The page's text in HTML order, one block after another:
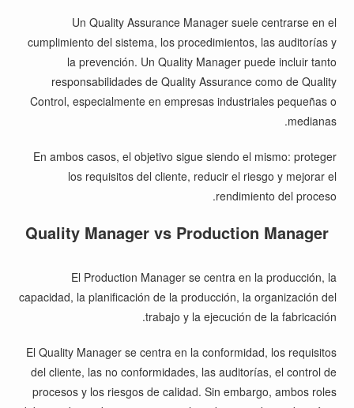
Un Quality Assurance Manager suele centrarse en el
cumplimiento del sistema, los procedimientos, las auditorías y
la prevención. Un Quality Manager puede incluir tanto
responsabilidades de Quality Assurance como de Quality
Control, especialmente en empresas industriales pequeñas o
medianas.
En ambos casos, el objetivo sigue siendo el mismo: proteger
los requisitos del cliente, reducir el riesgo y mejorar el
rendimiento del proceso.
Quality Manager vs Production Manager
El Production Manager se centra en la producción, la
capacidad, la planificación de la producción, la organización del
trabajo y la ejecución de la fabricación.
El Quality Manager se centra en la conformidad, los requisitos
del cliente, las no conformidades, las auditorías, el control de
procesos y los riesgos de calidad. Sin embargo, ambos roles